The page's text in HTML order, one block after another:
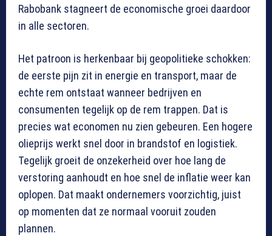
Rabobank stagneert de economische groei daardoor
in alle sectoren.
Het patroon is herkenbaar bij geopolitieke schokken:
de eerste pijn zit in energie en transport, maar de
echte rem ontstaat wanneer bedrijven en
consumenten tegelijk op de rem trappen. Dat is
precies wat economen nu zien gebeuren. Een hogere
olieprijs werkt snel door in brandstof en logistiek.
Tegelijk groeit de onzekerheid over hoe lang de
verstoring aanhoudt en hoe snel de inflatie weer kan
oplopen. Dat maakt ondernemers voorzichtig, juist
op momenten dat ze normaal vooruit zouden
plannen.